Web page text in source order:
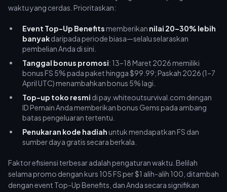
waktu yang cerdas. Prioritaskan:
Event Top-Up Benefitsmemberikan nilai 20–30% lebih
banyakdaripada periode biasa—selalu selaraskan
pembelian Anda di sini.
Tanggal bonus promosi: 13–18 Maret 2026 memiliki
bonus FS 5% pada paket hingga $99.99; Paskah 2026 (1–7
April UTC) menambahkan bonus 5% lagi.
Top-up toko resmi di pay.whiteoutsurvival.com dengan
ID Pemain Anda memberikan bonus Gems pada ambang
batas pengeluaran tertentu.
Penukaran kode hadiahuntuk mendapatkan FS dan
sumber daya gratis secara berkala.
Faktor efisiensi terbesar adalah pengaturan waktu. Belilah
selama promo dengan kurs 105 FS per $1 alih-alih 100, ditambah
dengan event Top-Up Benefits, dan Anda secara signifikan